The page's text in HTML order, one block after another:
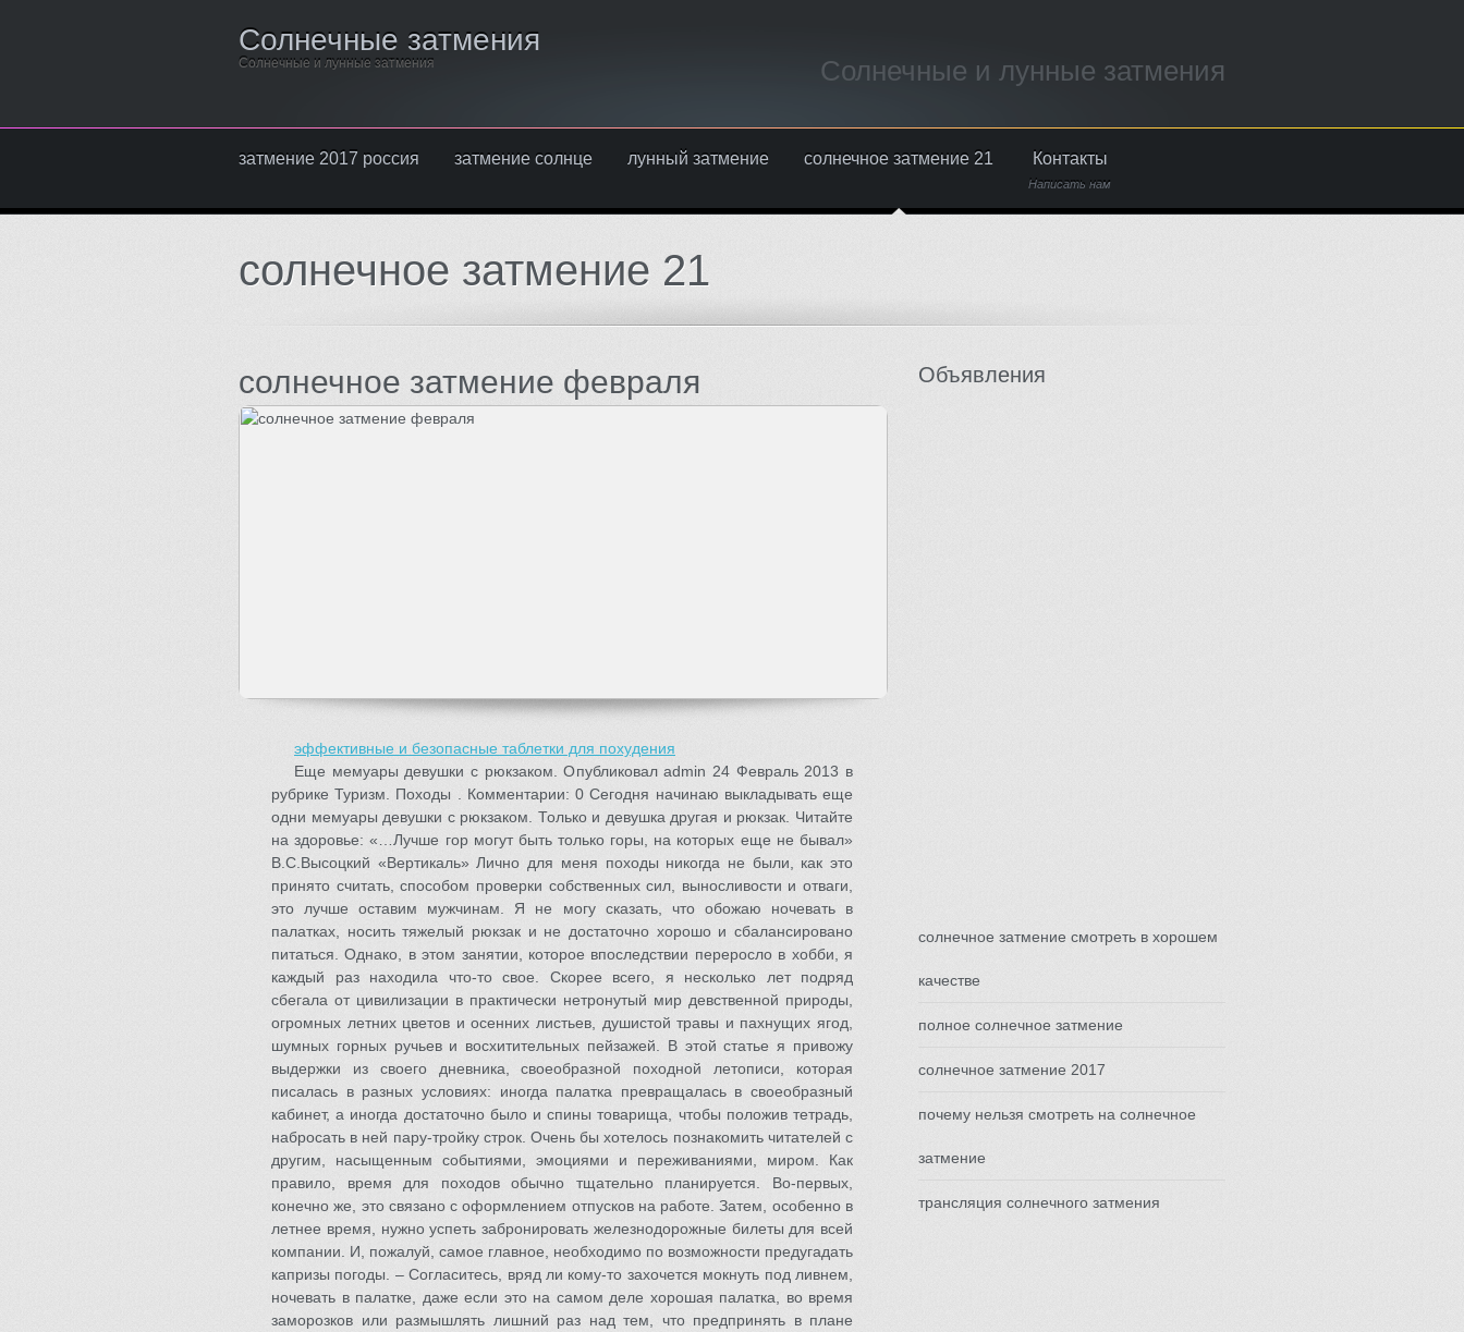
Солнечные затмения
Солнечные и лунные затмения Солнечные и лунные затмения
затмение 2017 россия затмение солнце лунный затмение солнечное затмение 21 Контакты
Написать нам
солнечное затмение 21
солнечное затмение февраля
эффективные и безопасные таблетки для похудения
Еще мемуары девушки с рюкзаком. Опубликовал admin 24 Февраль 2013 в
рубрике Туризм. Походы . Комментарии: 0 Сегодня начинаю выкладывать еще
одни мемуары девушки с рюкзаком. Только и девушка другая и рюкзак. Читайте
на здоровье: «…Лучше гор могут быть только горы, на которых еще не бывал»
В.С.Высоцкий «Вертикаль» Лично для меня походы никогда не были, как это
принято считать, способом проверки собственных сил, выносливости и отваги,
это лучше оставим мужчинам. Я не могу сказать, что обожаю ночевать в
палатках, носить тяжелый рюкзак и не достаточно хорошо и сбалансировано
питаться. Однако, в этом занятии, которое впоследствии переросло в хобби, я
каждый раз находила что-то свое. Скорее всего, я несколько лет подряд
сбегала от цивилизации в практически нетронутый мир девственной природы,
огромных летних цветов и осенних листьев, душистой травы и пахнущих ягод,
шумных горных ручьев и восхитительных пейзажей. В этой статье я привожу
выдержки из своего дневника, своеобразной походной летописи, которая
писалась в разных условиях: иногда палатка превращалась в своеобразный
кабинет, а иногда достаточно было и спины товарища, чтобы положив тетрадь,
набросать в ней пару-тройку строк. Очень бы хотелось познакомить читателей с
другим, насыщенным событиями, эмоциями и переживаниями, миром. Как
правило, время для походов обычно тщательно планируется. Во-первых,
конечно же, это связано с оформлением отпусков на работе. Затем, особенно в
летнее время, нужно успеть забронировать железнодорожные билеты для всей
компании. И, пожалуй, самое главное, необходимо по возможности предугадать
капризы погоды. – Согласитесь, вряд ли кому-то захочется мокнуть под ливнем,
ночевать в палатке, даже если это на самом деле хорошая палатка, во время
заморозков или размышлять лишний раз над тем, что предпринять в плане
Объявления
солнечное затмение смотреть в хорошем
качестве
полное солнечное затмение
солнечное затмение 2017
почему нельзя смотреть на солнечное
затмение
трансляция солнечного затмения